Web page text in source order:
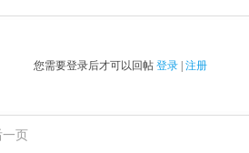
您需要登录后才可以回帖 登录 | 注册
页